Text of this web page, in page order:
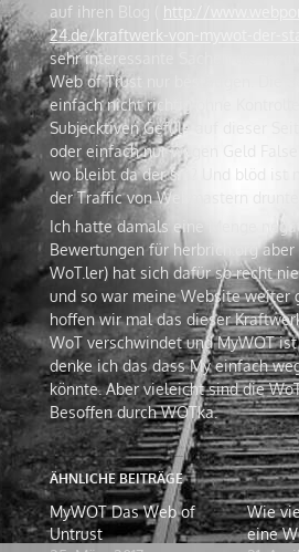
auf ihren Blog ( http://
24.de/kraftwerk-von-mywot-der-
sehr interessante Sachen die
Web of Trust nur bestätigen. Die
einfach nicht richtig ohne
Subjecktiven Gefüle auf dieser
oder einfach nur wegen Geld
wo bleibt da der sin? Und blöd ist
der Traffic von Webmastern
Ich hatte damals eine Menge
Bewertungen für herbrich.org
WoT.ler) hat sich dafür so recht
und so war meine Website weiter
hoffen wir mal das dieser
WoT verschwindet und MyWOT
denke ich das dass My einfach
könnte. Aber vieleicht sind die
Besoffen durch WOTka.
ÄHNLICHE BEITRÄGE
MyWOT Das Web of
Untrust
Wie
eine